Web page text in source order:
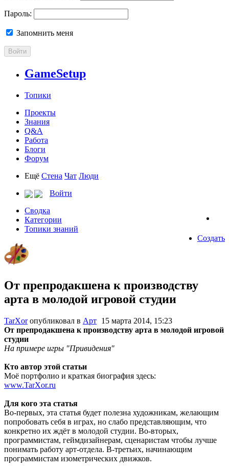
Пароль:
Запомнить меня
Войти
GameSetup
Топики
Проекты
Знания
Q&A
Работа
Блоги
Форум
Ещё Стена Чат Люди
Войти
Сводка
Категории
Топики знаний
Создать
От препродакшена к производству
арта в молодой игровой студии
TarXorопубликовал в Арт 15 марта 2014, 15:23
От препродакшена к производству арта в молодой игровой
студии
На примере игры "Привидения"
Кто автор этой статьи
Моё портфолио и краткая биография здесь:
www.TarXor.ru
Для кого эта статья
Во-первых, эта статья будет полезна художникам, желающим
попробовать себя в играх, но слабо представляющим, что
конкретно их ждёт в молодой студии. Во-вторых,
программистам, геймдизайнерам, сценаристам чтобы лучше
понимать работу арт-отдела. В-третьих, начинающим
программистам изометрических движков.